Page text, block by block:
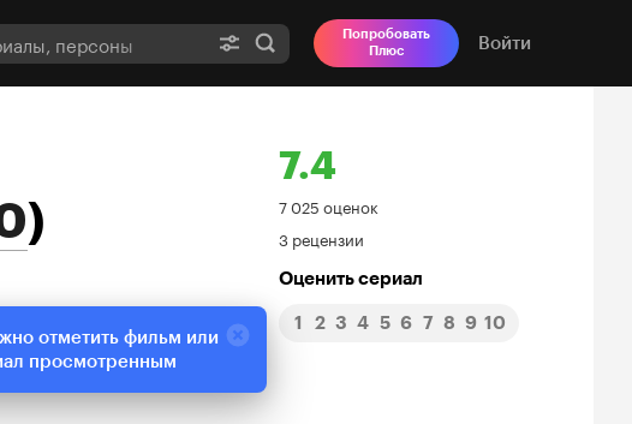
Попробовать
Плюс
Войти
)
7.4
Рейтинг
Кинопоиска
7.4
7 025 оценок
3 рецензии
Оценить сериал
1 2 3 4 5 6 7 8 9 10
отметить фильм или
просмотренным